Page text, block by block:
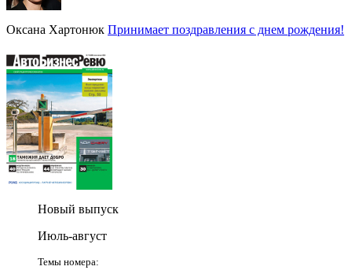
Оксана Хартонюк Принимает поздравления с днем рождения!
Новый выпуск
Июль-август
Темы номера: